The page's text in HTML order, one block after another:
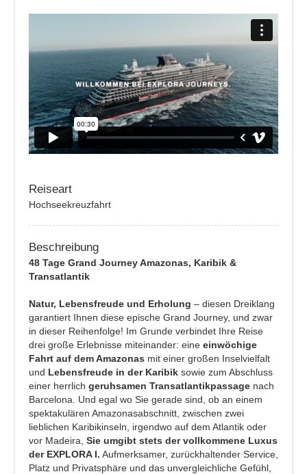
Explora JOURNEYS - ENTDECKEN SIE DEN OCEAN
Reiseart
Hochseekreuzfahrt
Beschreibung
48 Tage Grand Journey Amazonas, Karibik &
Transatlantik
Natur, Lebensfreude und Erholung – diesen Dreiklang
garantiert Ihnen diese epische Grand Journey, und zwar
in dieser Reihenfolge! Im Grunde verbindet Ihre Reise
drei große Erlebnisse miteinander: eine einwöchige
Fahrt auf dem Amazonas mit einer großen Inselvielfalt
und Lebensfreude in der Karibik sowie zum Abschluss
einer herrlich geruhsamen Transatlantikpassage nach
Barcelona. Und egal wo Sie gerade sind, ob an einem
spektakulären Amazonasabschnitt, zwischen zwei
lieblichen Karibikinseln, irgendwo auf dem Atlantik oder
vor Madeira, Sie umgibt stets der vollkommene Luxus
der EXPLORA I. Aufmerksamer, zurückhaltender Service,
Platz und Privatsphäre und das unvergleichliche Gefühl,